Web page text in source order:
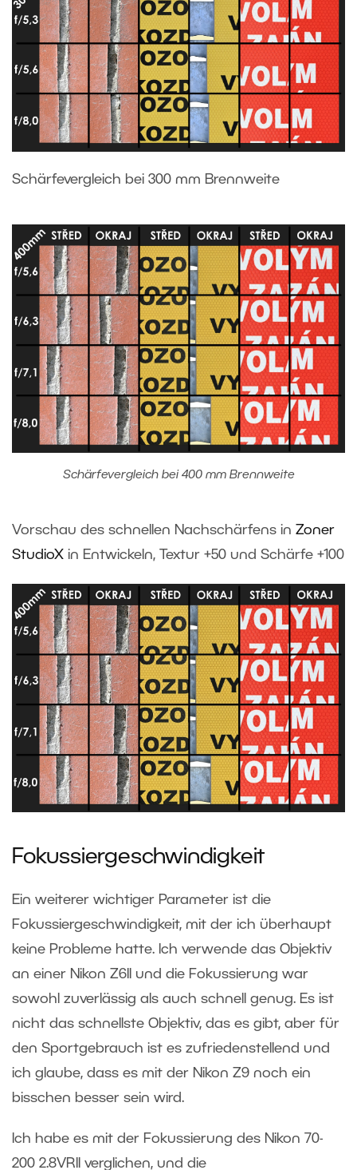
Schärfevergleich bei 300 mm Brennweite
Schärfevergleich bei 400 mm Brennweite
Vorschau des schnellen Nachschärfens in Zoner
StudioX in Entwickeln, Textur +50 und Schärfe +100
Fokussiergeschwindigkeit
Ein weiterer wichtiger Parameter ist die
Fokussiergeschwindigkeit, mit der ich überhaupt
keine Probleme hatte. Ich verwende das Objektiv
an einer Nikon Z6II und die Fokussierung war
sowohl zuverlässig als auch schnell genug. Es ist
nicht das schnellste Objektiv, das es gibt, aber für
den Sportgebrauch ist es zufriedenstellend und
ich glaube, dass es mit der Nikon Z9 noch ein
bisschen besser sein wird.
Ich habe es mit der Fokussierung des Nikon 70-
200 2.8VRII verglichen, und die